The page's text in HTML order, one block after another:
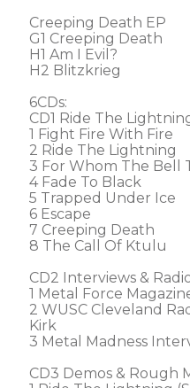
Creeping Death EP
G1 Creeping Death
H1 Am I Evil?
H2 Blitzkrieg
6CDs:
CD1 Ride The
1 Fight Fire With Fire
2 Ride The Lightning
3 For Whom The Bell
4 Fade To Black
5 Trapped Under Ice
6 Escape
7 Creeping Death
8 The Call Of Ktulu
CD2 Interviews &
1 Metal Force
2 WUSC Cleveland
Kirk
3 Metal Madness
CD3 Demos & Rough